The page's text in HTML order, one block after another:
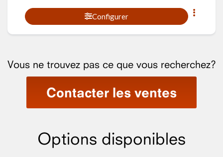
Configurer
Vous ne trouvez pas ce que vous recherchez?
Contacter les ventes
Options disponibles